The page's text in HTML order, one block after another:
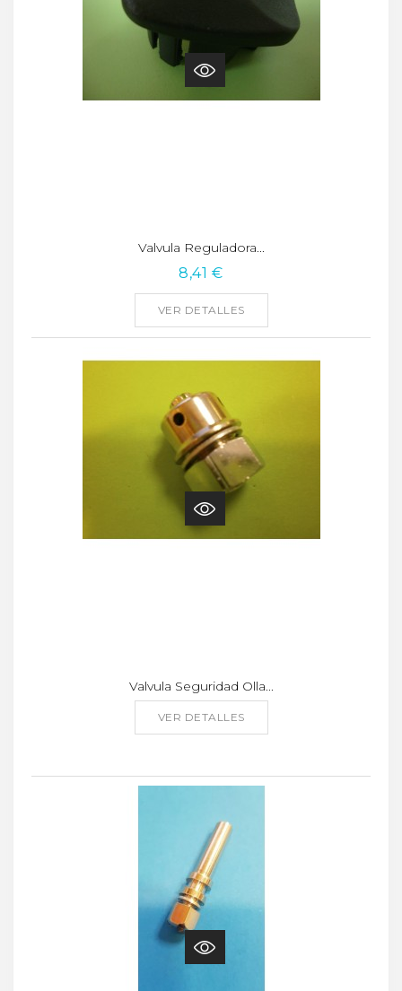
Valvula Reguladora...
8,41 €
VER DETALLES
Valvula Seguridad Olla...
VER DETALLES